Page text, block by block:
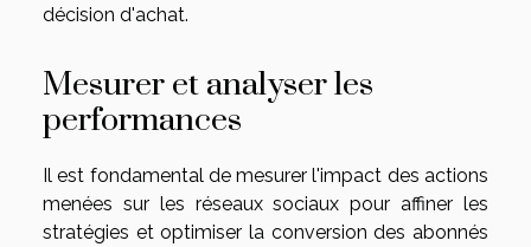
décision d'achat.
Mesurer et analyser les
performances
Il est fondamental de mesurer l'impact des actions
menées sur les réseaux sociaux pour affiner les
stratégies et optimiser la conversion des abonnés